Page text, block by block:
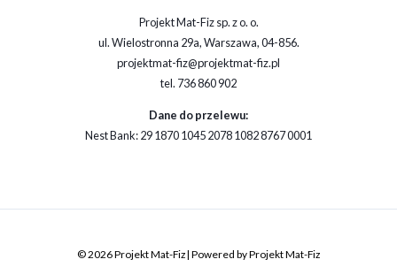
Projekt Mat-Fiz sp. z o. o.
ul. Wielostronna 29a, Warszawa, 04-856.
projektmat-fiz@projektmat-fiz.pl
tel. 736 860 902
Dane do przelewu:
Nest Bank: 29 1870 1045 2078 1082 8767 0001
© 2026 Projekt Mat-Fiz | Powered by Projekt Mat-Fiz